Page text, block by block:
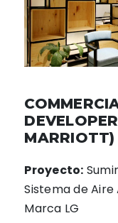
MARRIOTT)
Proyecto:
Sistema de Aire
Marca LG